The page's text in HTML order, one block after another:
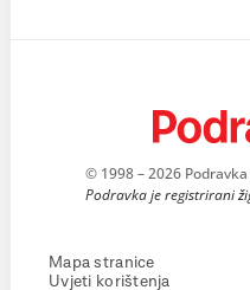
© 1998 – 2026
Podravka je registrirani
Mapa stranice
Uvjeti korištenja